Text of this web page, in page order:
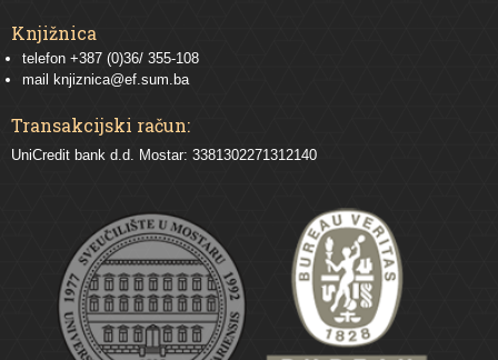
Knjižnica
telefon +387 (0)36/ 355-108
mail knjiznica@ef.sum.ba
Transakcijski račun:
UniCredit bank d.d. Mostar: 3381302271312140